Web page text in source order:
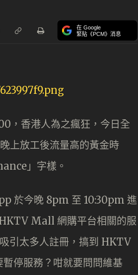
在 Google
緊貼《PCM》消息
，香港人為之瘋狂，今日全
上放工後流量高的黃金時
」字樣。
於今晚 8pm 至 10:30pm 進
Mall 網購平台相關的服
引太多人註冊，搞到 HKTV
停服務？咁就要問問維基